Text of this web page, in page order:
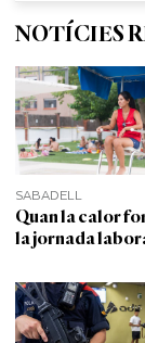
NOTÍCIES
SABADELL
Quan la calor
la jornada